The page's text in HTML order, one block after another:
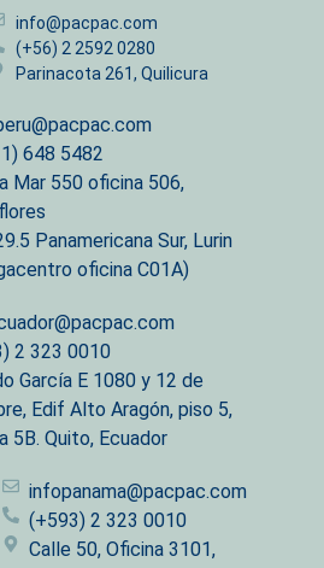
info@pacpac.com
(+56) 2 2592 0280
Parinacota 261, Quilicura
648 5482
Mar 550 oficina 506,
Panamericana Sur, Lurin
oficina C01A)
2 323 0010
García E 1080 y 12 de
Edif Alto Aragón, piso 5,
5B. Quito, Ecuador
infopanama@pacpac.com
(+593) 2 323 0010
Calle 50, Oficina 3101,